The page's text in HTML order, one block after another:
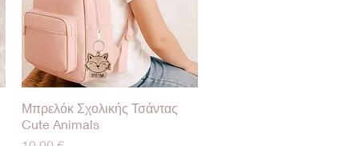
Γρήγορη προβολή
Μπρελόκ Σχολικής Τσάντας
Cute Animals